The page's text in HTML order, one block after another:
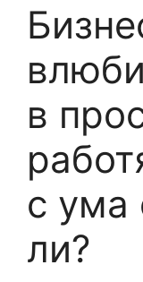
в
с ума
ли?